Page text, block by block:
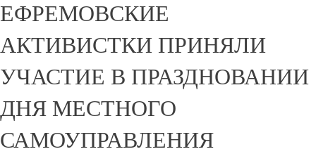
ЕФРЕМОВСКИЕ
АКТИВИСТКИ ПРИНЯЛИ
УЧАСТИЕ В ПРАЗДНОВАНИИ
ДНЯ МЕСТНОГО
САМОУПРАВЛЕНИЯ